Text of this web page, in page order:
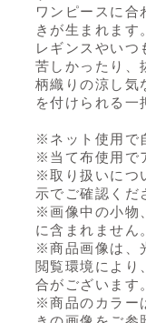
ワンピースに合
きが生まれます
レギンスやいつ
苦しかったり、
柄織りの涼し気
を付けられる一
※ネット使用で
※当て布使用で
※取り扱いにつ
示でご確認くだ
※画像中の小物
に含まれません
※商品画像は、
閲覧環境により
合がございます
※商品のカラー